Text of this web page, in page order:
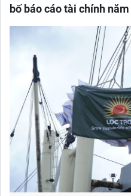
bố báo cáo tài chính